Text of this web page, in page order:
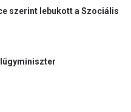
szerint lebukott a Szociális